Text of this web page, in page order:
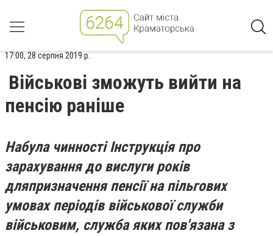
17:00, 28 серпня 2019 р.
Військові зможуть вийти на
пенсію раніше
Набула чинності Інструкція про
зарахування до вислуги років
дляпризначення пенсії на пільгових
умовах періодів військової служби
військовим, служба яких пов'язана з